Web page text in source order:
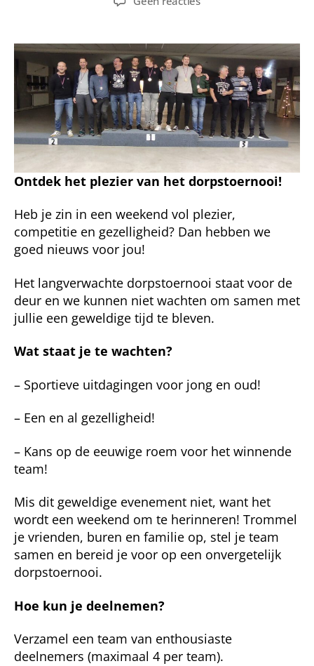
2023
Ontdek het plezier van het dorpstoernooi!
Heb je zin in een weekend vol plezier,
competitie en gezelligheid? Dan hebben we
goed nieuws voor jou!
Het langverwachte dorpstoernooi staat voor de
deur en we kunnen niet wachten om samen met
jullie een geweldige tijd te bleven.
Wat staat je te wachten?
– Sportieve uitdagingen voor jong en oud!
– Een en al gezelligheid!
– Kans op de eeuwige roem voor het winnende
team!
Mis dit geweldige evenement niet, want het
wordt een weekend om te herinneren! Trommel
je vrienden, buren en familie op, stel je team
samen en bereid je voor op een onvergetelijk
dorpstoernooi.
Hoe kun je deelnemen?
Verzamel een team van enthousiaste
deelnemers (maximaal 4 per team).